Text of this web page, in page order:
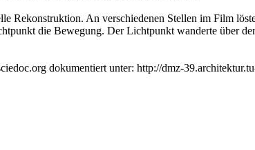
Rekonstruktion. An verschiedenen Stellen im Film
die Bewegung. Der Lichtpunkt wanderte über
dokumentiert unter: http://dmz-